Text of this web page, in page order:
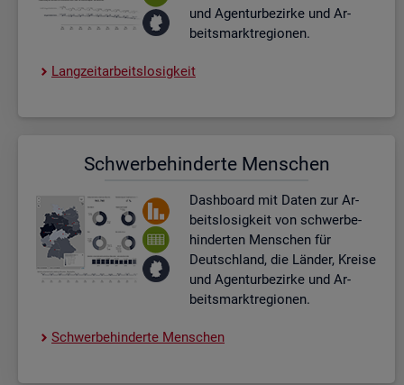
und Agen­tur­be­zir­ke und Ar­
beits­markt­re­gio­nen.
Lang­zeit­ar­beits­lo­sig­keit
Schwer­be­hin­der­te Men­schen
Dash­board mit Daten zur Ar­
beits­lo­sig­keit von schwer­be­
hin­der­ten Men­schen für
Deutsch­land, die Län­der, Krei­se
und Agen­tur­be­zir­ke und Ar­
beits­markt­re­gio­nen.
Schwer­be­hin­der­te Men­schen